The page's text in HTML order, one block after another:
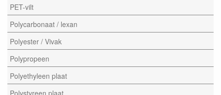
PET-vilt
Polycarbonaat / lexan
Polyester / Vivak
Polypropeen
Polyethyleen plaat
Polystyreen plaat